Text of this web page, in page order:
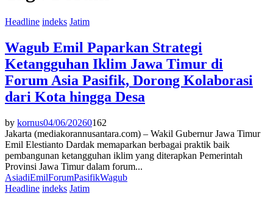
Headline indeks Jatim
Wagub Emil Paparkan Strategi
Ketangguhan Iklim Jawa Timur di
Forum Asia Pasifik, Dorong Kolaborasi
dari Kota hingga Desa
by kornus04/06/20260162
Jakarta (mediakorannusantara.com) – Wakil Gubernur Jawa Timur
Emil Elestianto Dardak memaparkan berbagai praktik baik
pembangunan ketangguhan iklim yang diterapkan Pemerintah
Provinsi Jawa Timur dalam forum...
AsiadiEmilForumPasifikWagub
Headline indeks Jatim